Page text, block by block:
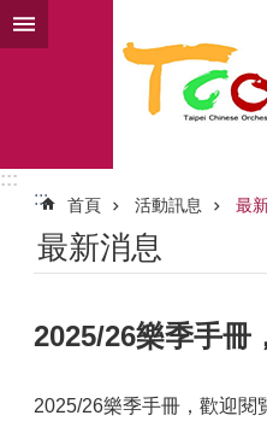
跳到主要內容區塊
:::
:::
首頁 活動訊息 最
最新消息
2025/26樂季手冊
2025/26樂季手冊，歡迎閱